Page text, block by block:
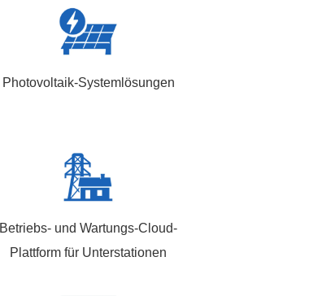
Photovoltaik-Systemlösungen
Betriebs- und Wartungs-Cloud-
Plattform für Unterstationen